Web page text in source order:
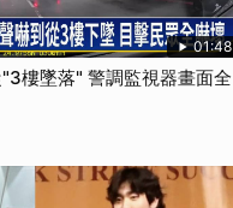
01:48
樓墜落" 警調監視器畫面全